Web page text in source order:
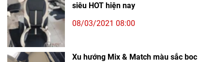
siêu HOT hiện nay
08/03/2021 08:00
Xu hướng Mix & Match màu sắc boc